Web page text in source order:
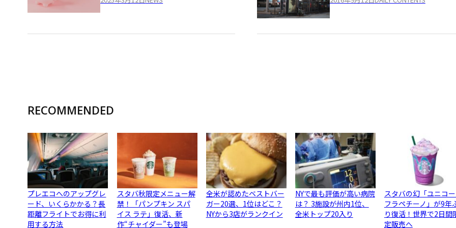
RECOMMENDED
プレエコへのアップグレ
ード、いくらかかる？長
距離フライトでお得に利
用する方法
スタバ秋限定メニュー解
禁！「パンプキン スパ
イス ラテ」復活、新
作“チャイダー”も登場
全米が認めたベストバー
ガー20選、1位はどこ？
NYから3店がランクイン
NYで最も評価が高い病院
は？ 3施設が州内1位、
全米トップ20入り
スタバの幻「ユニコ
フラペチーノ」が9年
り復活！世界で2日間
定販売へ